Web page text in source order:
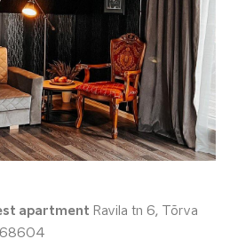
apartment Ravila tn 6, Tõrva
68604